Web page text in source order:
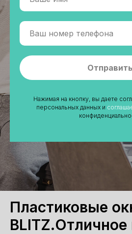
Отправить
Нажимая на кнопку, вы даете
персональных данных и
Пластиковые
BLITZ.Отличное